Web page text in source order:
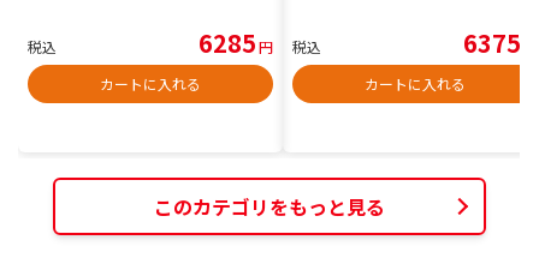
税込 6285円
カートに入れる
税込 6375
カートに入れる
このカテゴリをもっと見る